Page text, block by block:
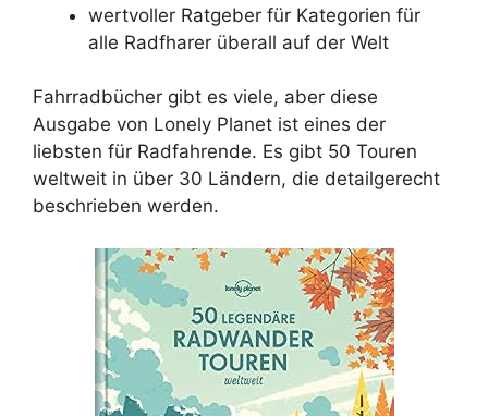
wertvoller Ratgeber für Kategorien für
alle Radfharer überall auf der Welt
Fahrradbücher gibt es viele, aber diese
Ausgabe von Lonely Planet ist eines der
liebsten für Radfahrende. Es gibt 50 Touren
weltweit in über 30 Ländern, die detailgerecht
beschrieben werden.